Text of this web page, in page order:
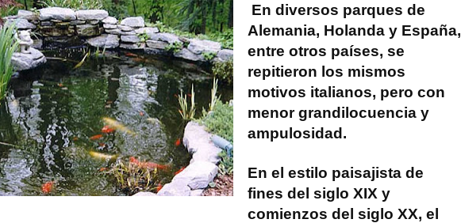
En diversos parques de
Alemania, Holanda y España,
entre otros países, se
repitieron los mismos
motivos italianos, pero con
menor grandilocuencia y
ampulosidad.
En el estilo paisajista de
fines del siglo XIX y
comienzos del siglo XX, el